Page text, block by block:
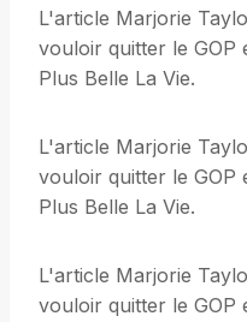
L'article Marjorie
vouloir quitter le GOP
Plus Belle La Vie.
L'article Marjorie
vouloir quitter le GOP
Plus Belle La Vie.
L'article Marjorie
vouloir quitter le GOP